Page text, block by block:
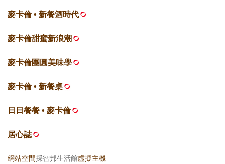
麥卡倫 • 新餐酒時代
麥卡倫甜蜜新浪潮
麥卡倫團圓美味學
麥卡倫 • 新餐桌
日日餐餐 • 麥卡倫
居心誌
網站空間採智邦生活館虛擬主機